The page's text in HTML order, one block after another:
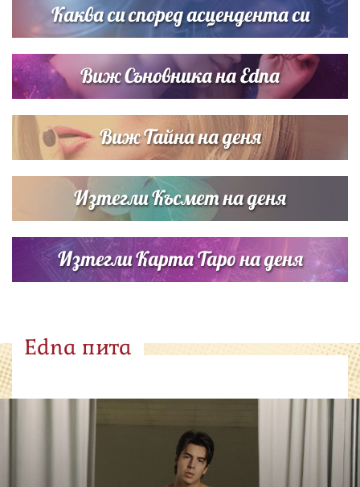
Каква си според асцендента си
Виж Съновника на Edna
Виж Тайна на деня
Изтегли Късмет на деня
Изтегли Карта Таро на деня
Edna пита